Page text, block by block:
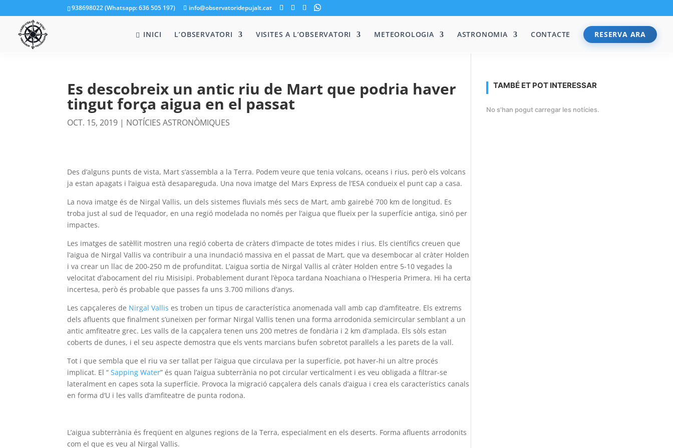
938698022 (Whatsapp: 636 505 197) info@observatoridepujalt.cat
INICI L’OBSERVATORI VISITES A L’OBSERVATORI METEOROLOGIA ASTRONOMIA CONTACTE RESERVA ARA
Es descobreix un antic riu de Mart que podria haver
tingut força aigua en el passat
OCT. 15, 2019 | NOTÍCIES ASTRONÒMIQUES
Des d’alguns punts de vista, Mart s’assembla a la Terra. Podem veure que tenia volcans, oceans i rius, però els volcans
ja estan apagats i l’aigua està desapareguda. Una nova imatge del Mars Express de l’ESA condueix el punt cap a casa.
La nova imatge és de Nirgal Vallis, un dels sistemes fluvials més secs de Mart, amb gairebé 700 km de longitud. Es
troba just al sud de l’equador, en una regió modelada no només per l’aigua que flueix per la superfície antiga, sinó per
impactes.
Les imatges de satèl·lit mostren una regió coberta de cràters d’impacte de totes mides i rius. Els científics creuen que
l’aigua de Nirgal Vallis va contribuir a una inundació massiva en el passat de Mart, que va desembocar al cràter Holden
i va crear un llac de 200-250 m de profunditat. L’aigua sortia de Nirgal Vallis al cràter Holden entre 5-10 vegades la
velocitat d’abocament del riu Misisipi. Probablement durant l’època tardana Noachiana o l’Hesperia Primera. Hi ha certa
incertesa, però és probable que passes fa uns 3.700 milions d’anys.
Les capçaleres de Nirgal Vallis es troben un tipus de característica anomenada vall amb cap d’amfiteatre. Els extrems
dels afluents que finalment s’uneixen per formar Nirgal Vallis tenen una forma arrodonida semicircular semblant a un
antic amfiteatre grec. Les valls de la capçalera tenen uns 200 metres de fondària i 2 km d’amplada. Els sòls estan
coberts de dunes, i el seu aspecte demostra que els vents marcians bufen sobretot paral·lels a les parets de la vall.
Tot i que sembla que el riu va ser tallat per l’aigua que circulava per la superfície, pot haver-hi un altre procés
implicat. El “Sapping Water” és quan l’aigua subterrània no pot circular verticalment i es veu obligada a filtrar-se
lateralment en capes sota la superfície. Provoca la migració capçalera dels canals d’aigua i crea els característics canals
en forma d’U i les valls d’amfiteatre de punta rodona.
L’aigua subterrània és freqüent en algunes regions de la Terra, especialment en els deserts. Forma afluents arrodonits
com el que es veu al Nirgal Vallis.
TAMBÉ ET POT INTERESSAR
No s'han pogut carregar les notícies.